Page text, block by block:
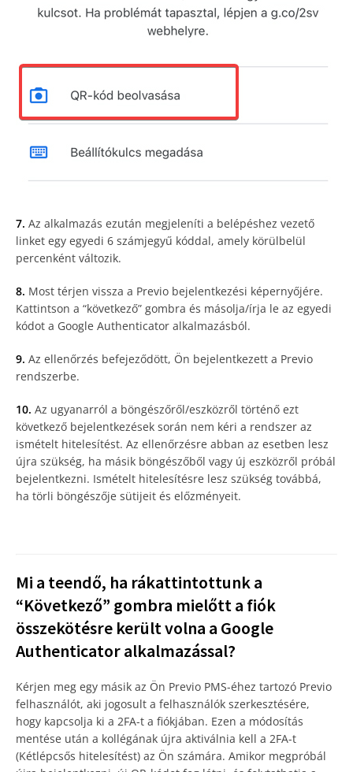
7. Az alkalmazás ezután megjeleníti a belépéshez vezető
linket egy egyedi 6 számjegyű kóddal, amely körülbelül
percenként változik.
8. Most térjen vissza a Previo bejelentkezési képernyőjére.
Kattintson a “következő” gombra és másolja/írja le az egyedi
kódot a Google Authenticator alkalmazásból.
9. Az ellenőrzés befejeződött, Ön bejelentkezett a Previo
rendszerbe.
10. Az ugyanarról a böngészőről/eszközről történő ezt
következő bejelentkezések során nem kéri a rendszer az
ismételt hitelesítést. Az ellenőrzésre abban az esetben lesz
újra szükség, ha másik böngészőből vagy új eszközről próbál
bejelentkezni. Ismételt hitelesítésre lesz szükség továbbá,
ha törli böngészője sütijeit és előzményeit.
Mi a teendő, ha rákattintottunk a
“Következő” gombra mielőtt a fiók
összekötésre került volna a Google
Authenticator alkalmazással?
Kérjen meg egy másik az Ön Previo PMS-éhez tartozó Previo
felhasználót, aki jogosult a felhasználók szerkesztésére,
hogy kapcsolja ki a 2FA-t a fiókjában. Ezen a módosítás
mentése után a kollégának újra aktiválnia kell a 2FA-t
(Kétlépcsős hitelesítést) az Ön számára. Amikor megpróbál